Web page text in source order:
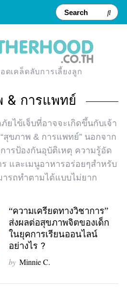
ดเคล็ดลับการเลี้ยงลูก
& การแพทย์
ยไข้เจ็บที่อาจจะเกิดขึ้นกับเจ้า
ขภาพ & การแพทย์” นอกจาก
ารป้องกันอุบัติเหตุ ความรู้อัด
และเมนูอาหารอร่อยๆสำหรับ
รถทำตามได้แบบไม่ยาก
“ความเครียดทางวิชาการ”
ส่งผลต่อสุขภาพจิตของเด็ก
ในยุคการเรียนออนไลน์
อย่างไร ?
by Minnie C.